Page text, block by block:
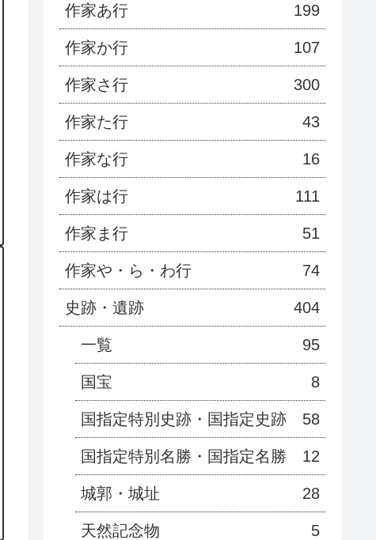
作家あ行 199
作家か行 107
作家さ行 300
作家た行 43
作家な行 16
作家は行 111
作家ま行 51
作家や・ら・わ行 74
史跡・遺跡 404
一覧 95
国宝 8
国指定特別史跡・国指定史跡 58
国指定特別名勝・国指定名勝 12
城郭・城址 28
天然記念物 5